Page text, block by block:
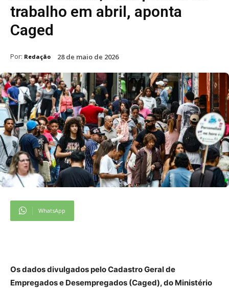
trabalho em abril, aponta
Caged
Por: Redação 28 de maio de 2026
WhatsApp
Os dados divulgados pelo Cadastro Geral de
Empregados e Desempregados (Caged), do Ministério